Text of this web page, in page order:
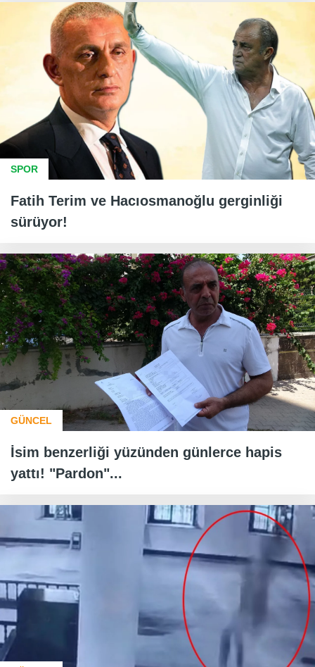
SPOR
Fatih Terim ve Hacıosmanoğlu gerginliği
sürüyor!
GÜNCEL
İsim benzerliği yüzünden günlerce hapis
yattı! "Pardon"...